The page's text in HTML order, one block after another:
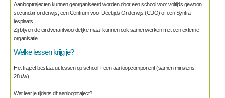
Aanlooptrajecten kunnen georganiseerd worden door een school voor voltijds gewoon
secundair onderwijs, een Centrum voor Deeltijds Onderwijs (CDO) of een Syntra-
lesplaats.
Zij blijven de eindverantwoordelijke maar kunnen ook samenwerken met een externe
organisatie.
Welke lessen krijg je?
Het traject bestaat uit lessen op school + een aanloopcomponent (samen minstens
28u/w).
Wat leer je tijdens dit aanlooptraject?